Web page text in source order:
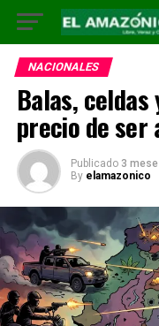
NACIONALES
Balas,
precio de ser
Publicado 3
By elamazonico